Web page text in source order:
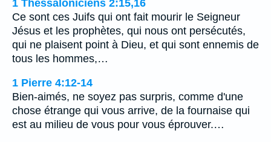
1 Thessaloniciens 2:15,16
Ce sont ces Juifs qui ont fait mourir le Seigneur
Jésus et les prophètes, qui nous ont persécutés,
qui ne plaisent point à Dieu, et qui sont ennemis de
tous les hommes,…
1 Pierre 4:12-14
Bien-aimés, ne soyez pas surpris, comme d'une
chose étrange qui vous arrive, de la fournaise qui
est au milieu de vous pour vous éprouver.…